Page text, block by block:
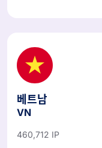
베트남
VN
460,712 IP